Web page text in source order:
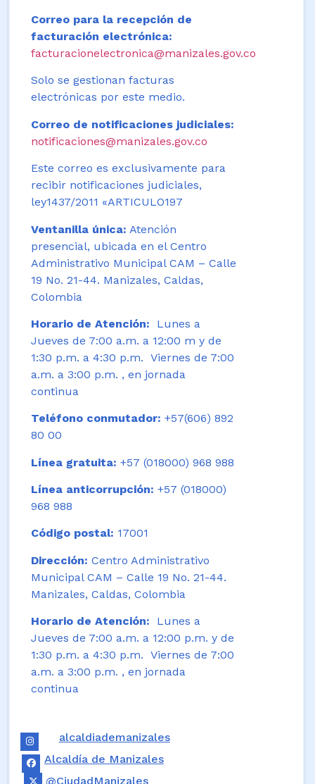
Correo para la recepción de
facturación electrónica:
facturacionelectronica@manizales.gov.co
Solo se gestionan facturas
electrónicas por este medio.
Correo de notificaciones judiciales:
notificaciones@manizales.gov.co
Este correo es exclusivamente para
recibir notificaciones judiciales,
ley1437/2011 «ARTICULO197
Ventanilla única: Atención
presencial, ubicada en el Centro
Administrativo Municipal CAM – Calle
19 No. 21-44. Manizales, Caldas,
Colombia
Horario de Atención:
Lunes a
Jueves de 7:00 a.m. a 12:00 m y de
1:30 p.m. a 4:30 p.m. Viernes de 7:00
a.m. a 3:00 p.m. , en jornada
continua
Teléfono conmutador: +57(606) 892
80 00
Línea gratuita: +57 (018000) 968 988
Línea anticorrupción: +57 (018000)
968 988
Código postal: 17001
Dirección: Centro Administrativo
Municipal CAM – Calle 19 No. 21-44.
Manizales, Caldas, Colombia
Horario de Atención: Lunes a
Jueves de 7:00 a.m. a 12:00 p.m. y de
1:30 p.m. a 4:30 p.m. Viernes de 7:00
a.m. a 3:00 p.m. , en jornada
continua
alcaldiademanizales
Alcaldía de Manizales
@CiudadManizales